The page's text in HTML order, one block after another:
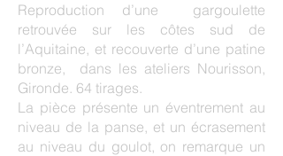
Reproduction d’une gargoulette
retrouvée sur les côtes sud de
l’Aquitaine, et recouverte d’une patine
bronze, dans les ateliers Nourisson,
Gironde. 64 tirages.
La pièce présente un éventrement au
niveau de la panse, et un écrasement
au niveau du goulot, on remarque un